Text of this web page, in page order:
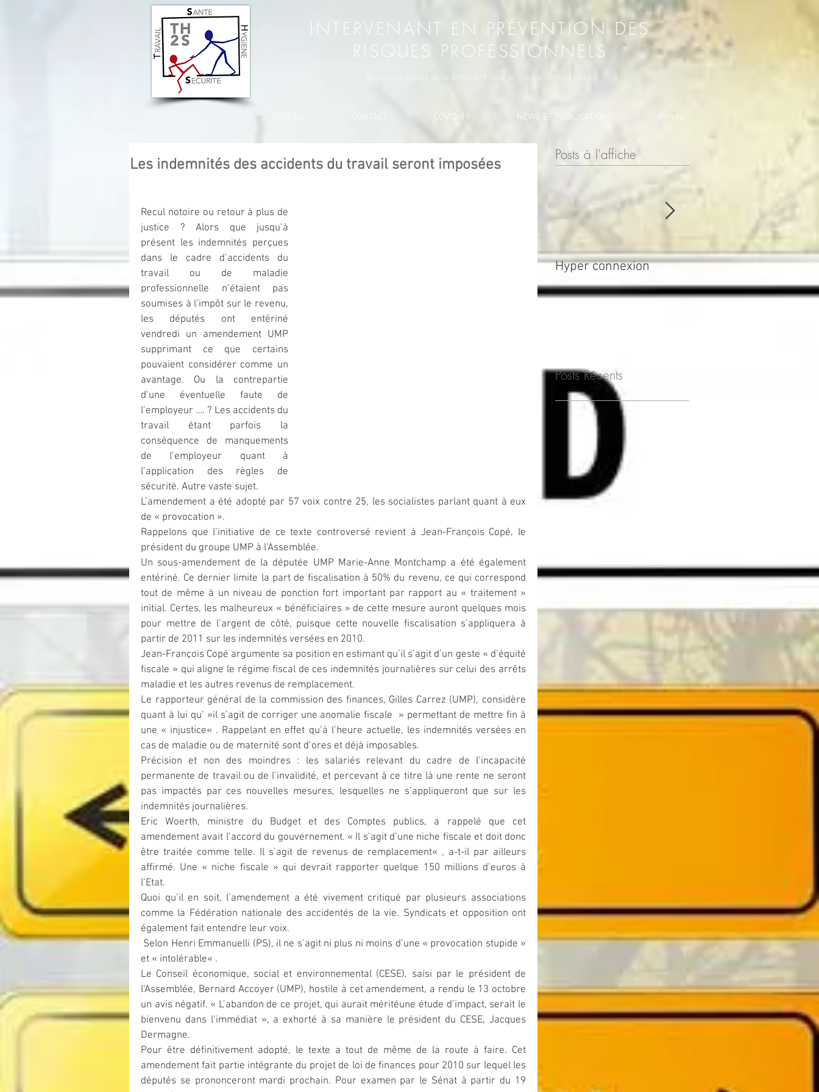
INTERVENANT EN PRÉVENTION DES
RISQUES PROFESSIONNELS
Enregistré auprès de la DIRECCTE sous le numéro : IDF201945
COVID-19 NEWS ET PUBLICATIONS Privée
Les indemnités des accidents du travail seront imposées
Recul notoire ou retour à plus de
justice ? Alors que jusqu’à
présent les indemnités perçues
dans le cadre d’accidents du
travail ou de maladie
professionnelle n’étaient pas
soumises à l’impôt sur le revenu,
les députés ont entériné
vendredi un amendement UMP
supprimant ce que certains
pouvaient considérer comme un
avantage. Ou la contrepartie
d’une éventuelle faute de
l’employeur …. ? Les accidents du
travail étant parfois la
conséquence de manquements
de l’employeur quant à
l’application des règles de
sécurité. Autre vaste sujet.
L’amendement a été adopté par 57 voix contre 25, les socialistes parlant quant à eux
de « provocation ».
Rappelons que l’initiative de ce texte controversé revient à Jean-François Copé, le
président du groupe UMP à l’Assemblée.
Un sous-amendement de la députée UMP Marie-Anne Montchamp a été également
entériné. Ce dernier limite la part de fiscalisation à 50% du revenu, ce qui correspond
tout de même à un niveau de ponction fort important par rapport au « traitement »
initial. Certes, les malheureux « bénéficiaires » de cette mesure auront quelques mois
pour mettre de l’argent de côté, puisque cette nouvelle fiscalisation s’appliquera à
partir de 2011 sur les indemnités versées en 2010.
Jean-François Copé argumente sa position en estimant qu’il s’agit d’un geste « d’équité
fiscale » qui aligne le régime fiscal de ces indemnités journalières sur celui des arrêts
maladie et les autres revenus de remplacement.
Le rapporteur général de la commission des finances, Gilles Carrez (UMP), considère
quant à lui qu’ »il s’agit de corriger une anomalie fiscale  » permettant de mettre fin à
une « injustice« . Rappelant en effet qu’à l’heure actuelle, les indemnités versées en
cas de maladie ou de maternité sont d’ores et déjà imposables.
Précision et non des moindres : les salariés relevant du cadre de l’incapacité
permanente de travail ou de l’invalidité, et percevant à ce titre là une rente ne seront
pas impactés par ces nouvelles mesures, lesquelles ne s’appliqueront que sur les
indemnités journalières.
Eric Woerth, ministre du Budget et des Comptes publics, a rappelé que cet
amendement avait l’accord du gouvernement. « Il s’agit d’une niche fiscale et doit donc
être traitée comme telle. Il s’agit de revenus de remplacement« , a-t-il par ailleurs
affirmé. Une « niche fiscale » qui devrait rapporter quelque 150 millions d’euros à
l’Etat.
Quoi qu’il en soit, l’amendement a été vivement critiqué par plusieurs associations
comme la Fédération nationale des accidentés de la vie. Syndicats et opposition ont
également fait entendre leur voix.
et « intolérable« .
Le Conseil économique, social et environnemental (CESE), saisi par le président de
l’Assemblée, Bernard Accoyer (UMP), hostile à cet amendement, a rendu le 13 octobre
un avis négatif. « L’abandon de ce projet, qui aurait méritéune étude d’impact, serait le
bienvenu dans l’immédiat », a exhorté à sa manière le président du CESE, Jacques
Dermagne.
Pour être définitivement adopté, le texte a tout de même de la route à faire. Cet
amendement fait partie intégrante du projet de loi de finances pour 2010 sur lequel les
députés se prononceront mardi prochain. Pour examen par le Sénat à partir du 19
Posts à l'affiche
Hyper connexion
JOURNÉE POUR LA
SÉCURITÉ ET LA
SANTÉ AU TRAVAIL
Posts Récents